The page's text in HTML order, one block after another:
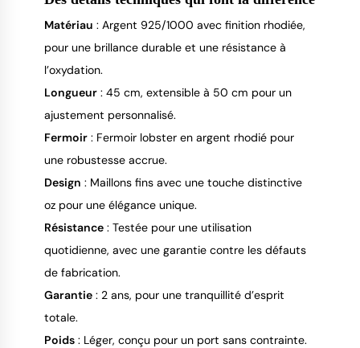
Matériau : Argent 925/1000 avec finition rhodiée,
pour une brillance durable et une résistance à
l’oxydation.
Longueur : 45 cm, extensible à 50 cm pour un
ajustement personnalisé.
Fermoir : Fermoir lobster en argent rhodié pour
une robustesse accrue.
Design : Maillons fins avec une touche distinctive
oz pour une élégance unique.
Résistance : Testée pour une utilisation
quotidienne, avec une garantie contre les défauts
de fabrication.
Garantie : 2 ans, pour une tranquillité d’esprit
totale.
Poids : Léger, conçu pour un port sans contrainte.